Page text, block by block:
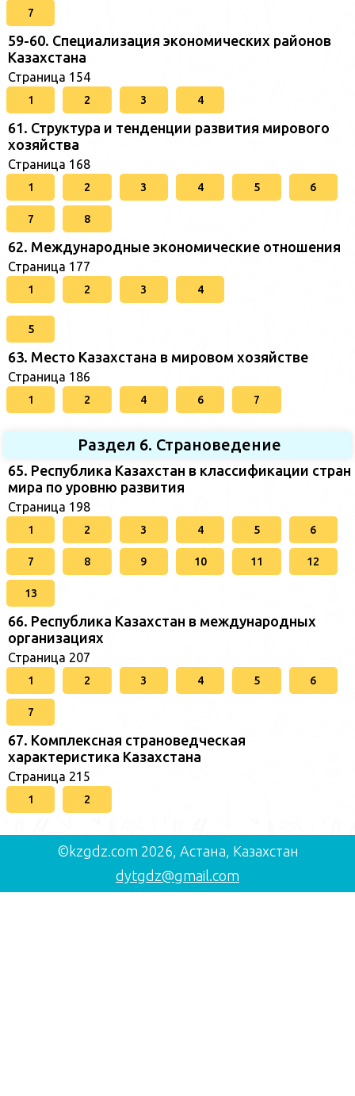
7
59-60. Специализация экономических районов
Казахстана
Страница 154
1 2 3 4
61. Структура и тенденции развития мирового
хозяйства
Страница 168
1 2 3 4 5 6
7 8
62. Международные экономические отношения
Страница 177
1 2 3 4
5
63. Место Казахстана в мировом хозяйстве
Страница 186
1 2 4 6 7
Раздел 6. Страноведение
65. Республика Казахстан в классификации стран
мира по уровню развития
Страница 198
1 2 3 4 5 6
7 8 9 10 11 12
13
66. Республика Казахстан в международных
организациях
Страница 207
1 2 3 4 5 6
7
67. Комплексная страноведческая
характеристика Казахстана
Страница 215
1 2
©kzgdz.com 2026, Астана, Казахстан
dytgdz@gmail.com